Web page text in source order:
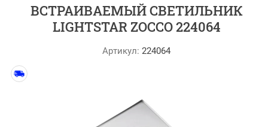
ВСТРАИВАЕМЫЙ СВЕТИЛЬНИК
LIGHTSTAR ZOCCO 224064
Артикул: 224064